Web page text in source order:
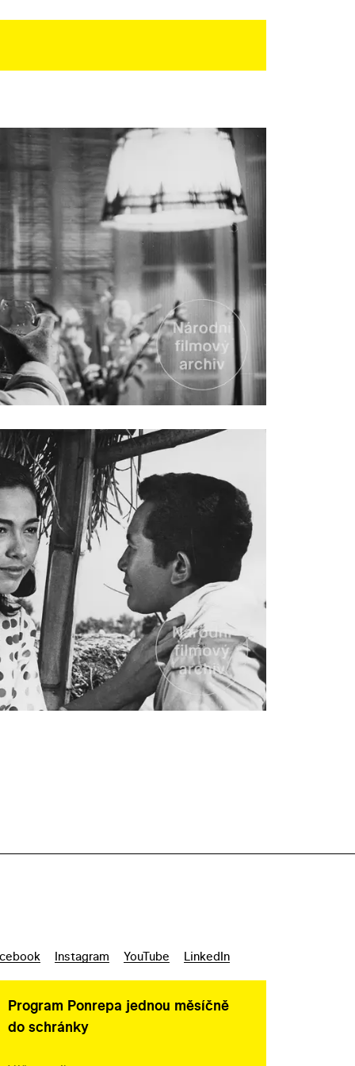
Instagram YouTube LinkedIn
Program Ponrepa jednou měsíčně
do schránky